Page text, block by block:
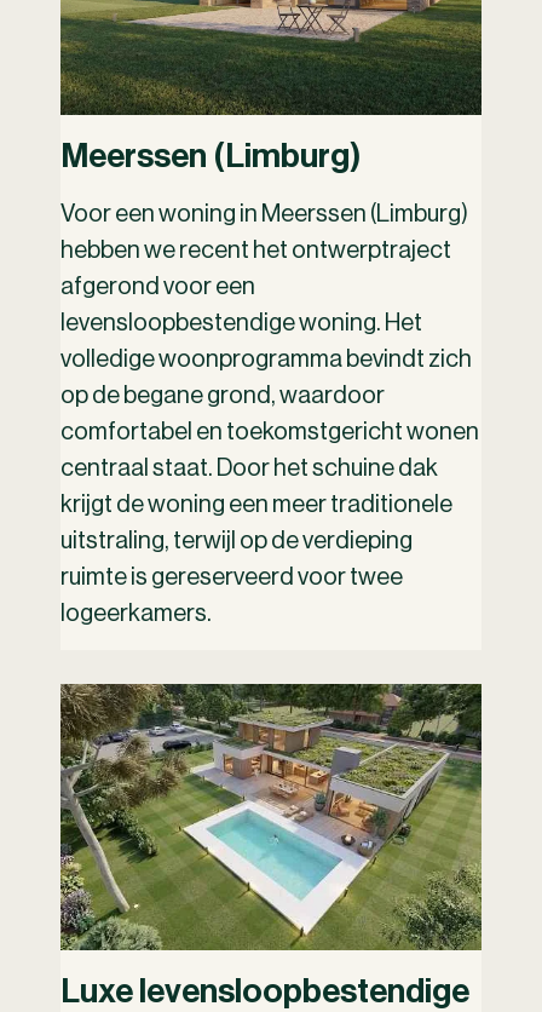
Meerssen (Limburg)
Voor een woning in Meerssen (Limburg)
hebben we recent het ontwerptraject
afgerond voor een
levensloopbestendige woning. Het
volledige woonprogramma bevindt zich
op de begane grond, waardoor
comfortabel en toekomstgericht wonen
centraal staat. Door het schuine dak
krijgt de woning een meer traditionele
uitstraling, terwijl op de verdieping
ruimte is gereserveerd voor twee
logeerkamers.
Luxe levensloopbestendige